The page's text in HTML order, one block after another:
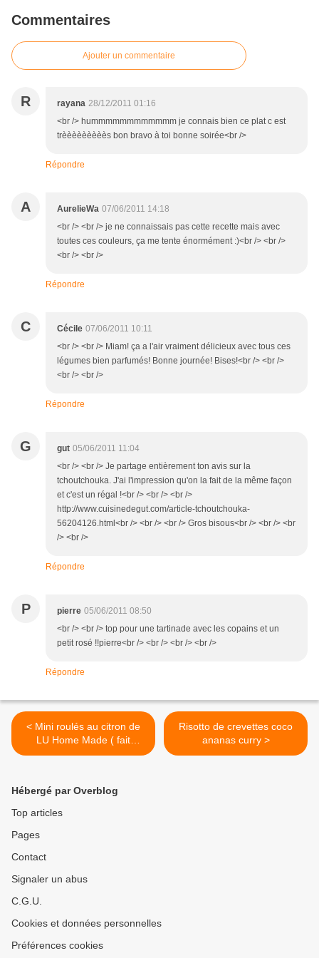
Commentaires
Ajouter un commentaire
R rayana 28/12/2011 01:16
<br /> hummmmmmmmmmmm je connais bien ce plat c est
trèèèèèèèèès bon bravo à toi bonne soirée<br />
Répondre
A AurelieWa 07/06/2011 14:18
<br /> <br /> je ne connaissais pas cette recette mais avec
toutes ces couleurs, ça me tente énormément :)<br /> <br />
<br /> <br />
Répondre
C Cécile 07/06/2011 10:11
<br /> <br /> Miam! ça a l'air vraiment délicieux avec tous ces
légumes bien parfumés! Bonne journée! Bises!<br /> <br />
<br /> <br />
Répondre
G gut 05/06/2011 11:04
<br /> <br /> Je partage entièrement ton avis sur la
tchoutchouka. J'ai l'impression qu'on la fait de la même façon
et c'est un régal !<br /> <br /> <br />
http://www.cuisinedegut.com/article-tchoutchouka-
56204126.html<br /> <br /> <br /> Gros bisous<br /> <br /> <br
/> <br />
Répondre
P pierre 05/06/2011 08:50
<br /> <br /> top pour une tartinade avec les copains et un
petit rosé !!pierre<br /> <br /> <br /> <br />
Répondre
< Mini roulés au citron de
LU Home Made ( fait
maison)
Risotto de crevettes coco
ananas curry >
Hébergé par Overblog
Top articles
Pages
Contact
Signaler un abus
C.G.U.
Cookies et données personnelles
Préférences cookies